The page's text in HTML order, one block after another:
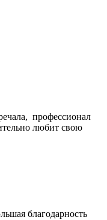
профессионал
любит свою
благодарность